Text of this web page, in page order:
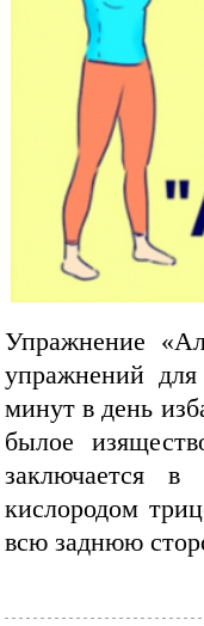
Упражнение
упражнений
минут в день
былое
заключается в
кислородом
всю заднюю